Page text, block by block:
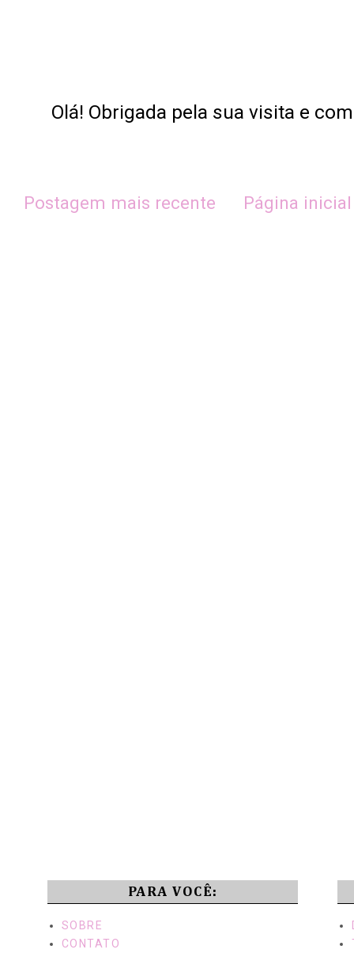
Olá! Obrigada pela sua visita e
Postagem mais recente Página inicial
PARA VOCÊ:
SOBRE
CONTATO